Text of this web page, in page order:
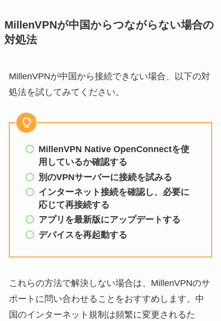
MillenVPNが中国からつながらない場合の
対処法
MillenVPNが中国から接続できない場合、以下の対
処法を試してみてください。
MillenVPN Native OpenConnectを使
用しているか確認する
別のVPNサーバーに接続を試みる
インターネット接続を確認し、必要に
応じて再接続する
アプリを最新版にアップデートする
デバイスを再起動する
これらの方法で解決しない場合は、MillenVPNのサ
ポートに問い合わせることをおすすめします。中
国のインターネット規制は頻繁に変更されるた